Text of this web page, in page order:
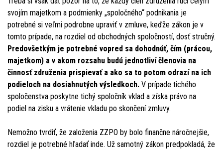
svojím majetkom a podmienky „spoločného“ podnikania je
potrebné si veľmi podrobne upraviť v zmluve, keďže zákon je v
tomto prípade, na rozdiel od obchodných spoločností, dosť stručný.
Predovšetkým je potrebné vopred sa dohodnúť, čím (prácou,
majetkom) a v akom rozsahu budú jednotliví členovia na
činnosť združenia prispievať a ako sa to potom odrazí na ich
podieloch na dosiahnutých výsledkoch. V prípade tichého
spoločenstva poskytne tichý spoločník vklad a získa právo na
podiel na zisku a vrátenie vkladu po skončení zmluvy.
Nemožno tvrdiť, že založenia ZZPO by bolo finančne náročnejšie,
rozdiel je potrebné hľadať inde. Už samotný zákon predpokladá, že